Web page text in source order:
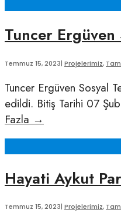
Tuncer Ergüven
Temmuz 15, 2023| Projelerimiz,
Tuncer Ergüven Sosyal
edildi. Bitiş Tarihi 07
Fazla →
Ergüven
Sosyal
Hayati Aykut
Temmuz 15, 2023| Projelerimiz,